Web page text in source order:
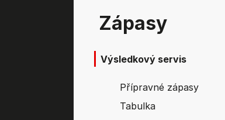
Zápasy
Výsledkový servis
Přípravné zápasy
Tabulka